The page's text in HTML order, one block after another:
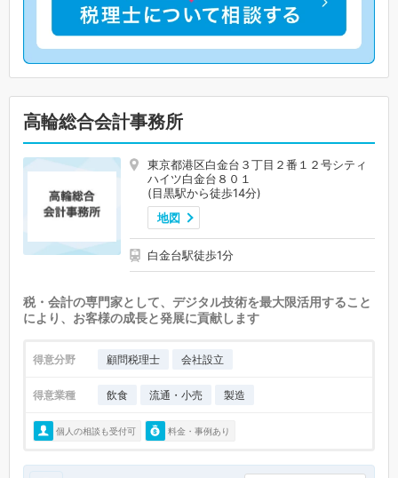
高輪総合会計事務所
東京都港区白金台３丁目２番１２号シティ
ハイツ白金台８０１
(目黒駅から徒歩14分)
地図
白金台駅徒歩1分
税・会計の専門家として、デジタル技術を最大限活用すること
により、お客様の成長と発展に貢献します
得意分野 顧問税理士 会社設立
得意業種 飲食 流通・小売 製造
個人の相談も受付可 料金・事例あり